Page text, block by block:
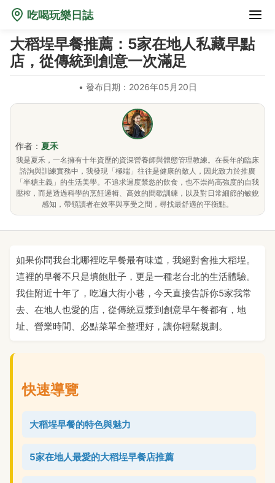
吃喝玩樂日誌
大稻埕早餐推薦：5家在地人私藏早點
店，從傳統到創意一次滿足
• 發布日期：2026年05月20日
作者： 夏禾
我是夏禾，一名擁有十年資歷的資深營養師與體態管理教練。在長年的臨床
諮詢與訓練實務中，我發現「極端」往往是健康的敵人，因此致力於推廣
「半糖主義」的生活美學。不追求過度禁慾的飲食，也不崇尚高強度的自我
壓榨，而是透過科學的烹飪邏輯、高效的間歇訓練，以及對日常細節的敏銳
感知，帶領讀者在效率與享受之間，尋找最舒適的平衡點。
如果你問我台北哪裡吃早餐最有味道，我絕對會推大稻埕。
這裡的早餐不只是填飽肚子，更是一種老台北的生活體驗。
我住附近十年了，吃遍大街小巷，今天直接告訴你5家我常
去、在地人也愛的店，從傳統豆漿到創意早午餐都有，地
址、營業時間、必點菜單全整理好，讓你輕鬆規劃。
快速導覽
大稻埕早餐的特色與魅力
5家在地人最愛的大稻埕早餐店推薦